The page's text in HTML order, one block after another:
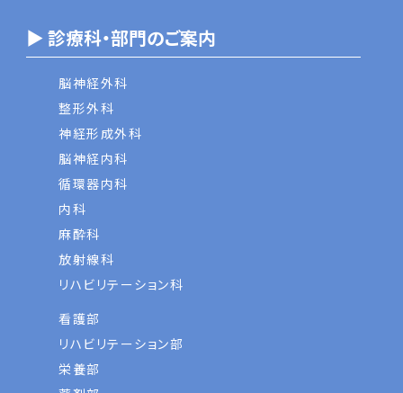
▶ 診療科・部門のご案内
脳神経外科
整形外科
神経形成外科
脳神経内科
循環器内科
内科
麻酔科
放射線科
リハビリテーション科
看護部
リハビリテーション部
栄養部